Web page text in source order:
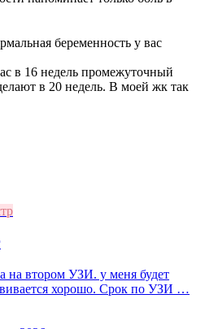
беременность у вас
в 16 недель промежуточный
в 20 недель. В моей жк так
на втором УЗИ. у меня будет
хорошо. Срок по УЗИ …